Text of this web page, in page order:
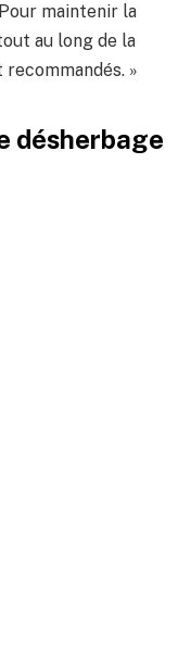
maintenir la
au long de la
»
désherbage